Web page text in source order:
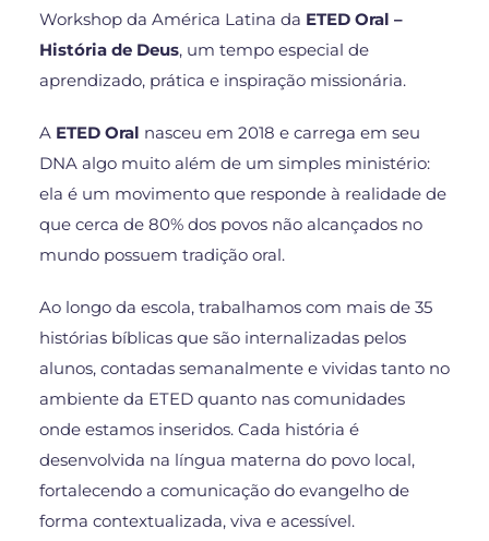
Workshop da América Latina da ETED Oral –
História de Deus, um tempo especial de
aprendizado, prática e inspiração missionária.
A ETED Oral nasceu em 2018 e carrega em seu
DNA algo muito além de um simples ministério:
ela é um movimento que responde à realidade de
que cerca de 80% dos povos não alcançados no
mundo possuem tradição oral.
Ao longo da escola, trabalhamos com mais de 35
histórias bíblicas que são internalizadas pelos
alunos, contadas semanalmente e vividas tanto no
ambiente da ETED quanto nas comunidades
onde estamos inseridos. Cada história é
desenvolvida na língua materna do povo local,
fortalecendo a comunicação do evangelho de
forma contextualizada, viva e acessível.